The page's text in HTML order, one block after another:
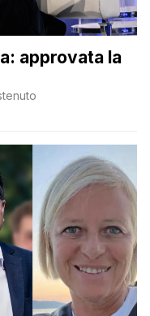
approvata la